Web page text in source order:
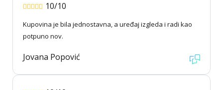
10/10
Kupovina je bila jednostavna, a uređaj izgleda i radi kao
potpuno nov.
Jovana Popović